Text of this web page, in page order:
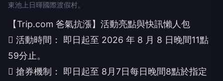
東池上日暉國際渡假村。
【Trip.com 爸氣抗漲】活動亮點與快訊懶人包
 活動時間： 即日起至 2026 年 8 月 8 日晚間11點
59分止。
 搶券機制： 即日起至 8月7日每日晚間8點於指定